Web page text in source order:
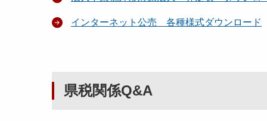
インターネット公売 各種様式ダウンロード
県税関係Q&A